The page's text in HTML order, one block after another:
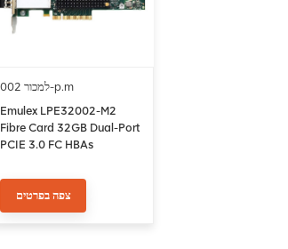
למכור 002-p.m
Emulex LPE32002-M2
Fibre Card 32GB Dual-Port
PCIE 3.0 FC HBAs
צפה בפרטים